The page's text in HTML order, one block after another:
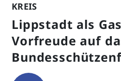
KREIS
Lippstadt als
Vorfreude auf